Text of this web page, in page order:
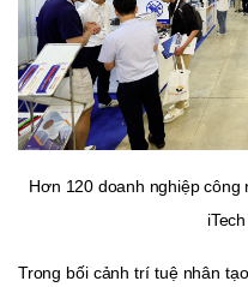
Hơn 120 doanh nghiệp công
Trong bối cảnh trí tuệ nhân